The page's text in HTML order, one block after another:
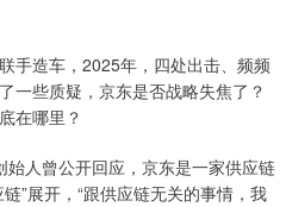
手造车，2025年，四处出击、频频
一些质疑，京东是否战略失焦了？
在哪里？
人曾公开回应，京东是一家供应链
”展开，“跟供应链无关的事情，我